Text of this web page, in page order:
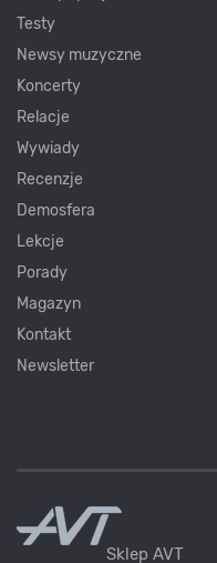
Testy
Newsy muzyczne
Koncerty
Relacje
Wywiady
Recenzje
Demosfera
Lekcje
Porady
Magazyn
Kontakt
Newsletter
Sklep AVT